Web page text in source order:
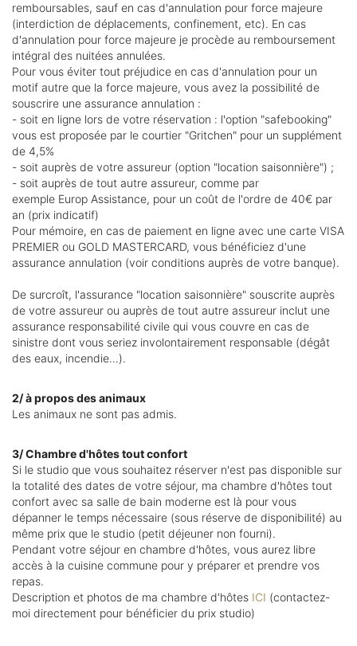
remboursables, sauf en cas d'annulation pour force majeure
(interdiction de déplacements, confinement, etc). En cas
d'annulation pour force majeure je procède au remboursement
intégral des nuitées annulées.
Pour vous éviter tout préjudice en cas d'annulation pour un
motif autre que la force majeure, vous avez la possibilité de
souscrire une assurance annulation :
- soit en ligne lors de votre réservation : l'option "safebooking"
vous est proposée par le courtier "Gritchen" pour un supplément
de 4,5%
- soit auprès de votre assureur (option "location saisonnière") ;
- soit auprès de tout autre assureur, comme par
exemple Europ Assistance, pour un coût de l'ordre de 40€ par
an (prix indicatif)
Pour mémoire, en cas de paiement en ligne avec une carte VISA
PREMIER ou GOLD MASTERCARD, vous bénéficiez d'une
assurance annulation (voir conditions auprès de votre banque).
De surcroît, l'assurance "location saisonnière" souscrite auprès
de votre assureur ou auprès de tout autre assureur inclut une
assurance responsabilité civile qui vous couvre en cas de
sinistre dont vous seriez involontairement responsable (dégât
des eaux, incendie…).
2/ à propos des animaux
Les animaux ne sont pas admis.
3/ Chambre d'hôtes tout confort
Si le studio que vous souhaitez réserver n'est pas disponible sur
la totalité des dates de votre séjour, ma chambre d'hôtes tout
confort avec sa salle de bain moderne est là pour vous
dépanner le temps nécessaire (sous réserve de disponibilité) au
même prix que le studio (petit déjeuner non fourni).
Pendant votre séjour en chambre d'hôtes, vous aurez libre
accès à la cuisine commune pour y préparer et prendre vos
repas.
Description et photos de ma chambre d'hôtes ICI (contactez-
moi directement pour bénéficier du prix studio)